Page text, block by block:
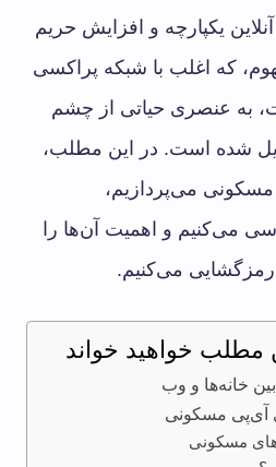
یکپارچه و افزایش حریم
که اغلب با شبکه پراکسی
به عنصری حیاتی از چشم
شده است. در این مطلب،
به ماهیت آدرس‌های IP مسکونی می‌پردازیم،
می‌کنیم و اهمیت آن‌ها را
رمزگشایی می‌کنیم.
مطلب خواهید خواند
خانه‌ها و وب
آی‌پی مسکونی
مسکونی